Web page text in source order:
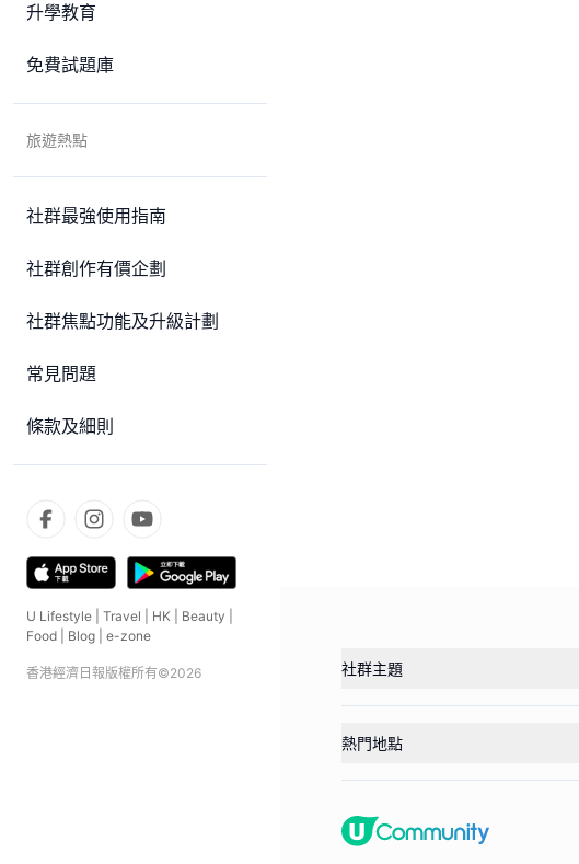
升學教育
免費試題庫
旅遊熱點
社群最強使用指南
社群創作有價企劃
社群焦點功能及升級計劃
常見問題
條款及細則
U Lifestyle Travel HK Beauty
Food
Blog e-zone
香港經濟日報版權所有©2026 社群主題
熱門地點